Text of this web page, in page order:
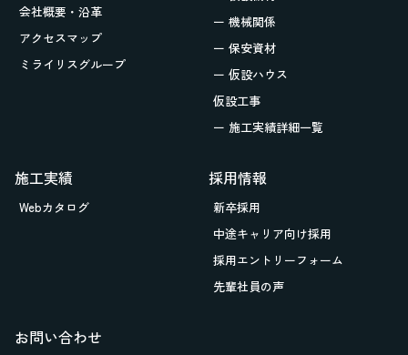
会社概要・沿革
アクセスマップ
ミライリスグループ
ー 機械関係
ー 保安資材
ー 仮設ハウス
仮設工事
ー 施工実績詳細一覧
施工実績
Webカタログ
採用情報
新卒採用
中途キャリア向け採用
採用エントリーフォーム
先輩社員の声
お問い合わせ